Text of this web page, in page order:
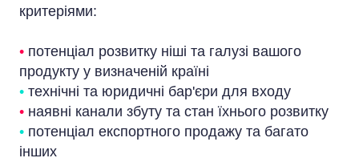
критеріями:
• потенціал розвитку ніші та галузі вашого
продукту у визначеній країні
• технічні та юридичні бар'єри для входу
• наявні канали збуту та стан їхнього розвитку
• потенціал експортного продажу та багато
інших